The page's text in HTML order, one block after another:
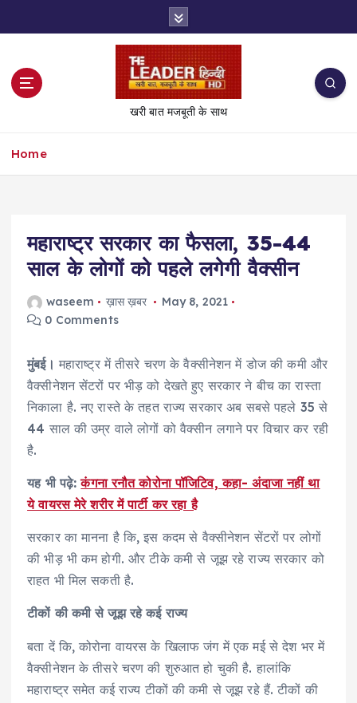
t
खरी बात मजबूती के साथ
Home
महाराष्ट्र सरकार का फैसला, 35-44
साल के लोगों को पहले लगेगी वैक्सीन
waseem ख़ास ख़बर
May 8, 2021
0 Comments
मुंबई। महाराष्ट्र में तीसरे चरण के वैक्सीनेशन में डोज की कमी और
वैक्सीनेशन सेंटरों पर भीड़ को देखते हुए सरकार ने बीच का रास्ता
निकाला है. नए रास्ते के तहत राज्य सरकार अब सबसे पहले 35 से
44 साल की उम्र वाले लोगों को वैक्सीन लगाने पर विचार कर रही
है.
यह भी पढ़े:कंगना रनौत कोरोना पॉजिटिव, कहा- अंदाजा नहीं था
ये वायरस मेरे शरीर में पार्टी कर रहा है
सरकार का मानना है कि, इस कदम से वैक्सीनेशन सेंटरों पर लोगों
की भीड़ भी कम होगी. और टीके कमी से जूझ रहे राज्य सरकार को
राहत भी मिल सकती है.
टीकों की कमी से जूझ रहे कई राज्य
बता दें कि, कोरोना वायरस के खिलाफ जंग में एक मई से देश भर में
वैक्सीनेशन के तीसरे चरण की शुरुआत हो चुकी है. हालांकि
महाराष्ट्र समेत कई राज्य टीकों की कमी से जूझ रहे हैं. टीकों की